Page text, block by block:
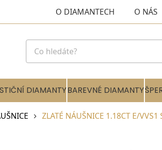
O DIAMANTECH O NÁS
DIAMANTYBAREVNÉ DIAMANTY
ZLATÉ NÁUŠNICE 1.18CT E/VVS1